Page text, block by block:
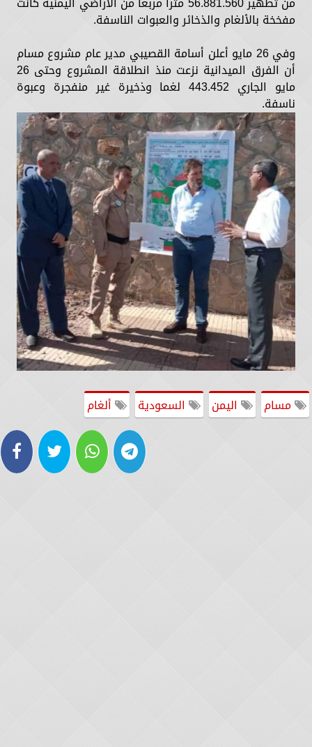
مفخخة بالألغام والذخائر والعبوات الناسفة.
وفي 26 مايو أعلن أسامة القصيبي مدير عام مشروع مسام
أن الفرق الميدانية نزعت منذ انطلاقة المشروع وحتى 26
مايو الجاري 443.452 لغما وذخيرة غير منفجرة وعبوة
ناسفة.
مسام اليمن السعودية ألغام